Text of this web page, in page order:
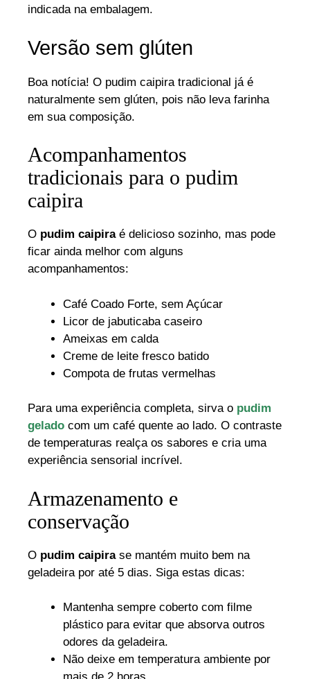
indicada na embalagem.
Versão sem glúten
Boa notícia! O pudim caipira tradicional já é
naturalmente sem glúten, pois não leva farinha
em sua composição.
Acompanhamentos
tradicionais para o pudim
caipira
O pudim caipiraé delicioso sozinho, mas pode
ficar ainda melhor com alguns
acompanhamentos:
Café Coado Forte, sem Açúcar
Licor de jabuticaba caseiro
Ameixas em calda
Creme de leite fresco batido
Compota de frutas vermelhas
Para uma experiência completa, sirva o pudim
gelado com um café quente ao lado. O contraste
de temperaturas realça os sabores e cria uma
experiência sensorial incrível.
Armazenamento e
conservação
O pudim caipirase mantém muito bem na
geladeira por até 5 dias. Siga estas dicas:
Mantenha sempre coberto com filme
plástico para evitar que absorva outros
odores da geladeira.
Não deixe em temperatura ambiente por